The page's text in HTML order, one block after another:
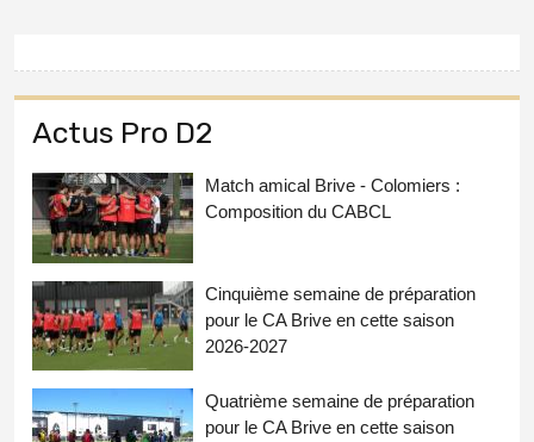
Actus Pro D2
Match amical Brive - Colomiers :
Composition du CABCL
Cinquième semaine de préparation
pour le CA Brive en cette saison
2026-2027
Quatrième semaine de préparation
pour le CA Brive en cette saison